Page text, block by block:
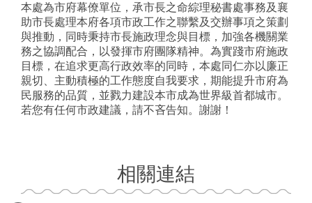
本處為市府幕僚單位，承市長之命綜理秘書處事務及襄
助市長處理本府各項市政工作之聯繫及交辦事項之策劃
與推動，同時秉持市長施政理念與目標，加強各機關業
務之協調配合，以發揮市府團隊精神。為實踐市府施政
目標，在追求更高行政效率的同時，本處同仁亦以廉正
親切、主動積極的工作態度自我要求，期能提升市府為
民服務的品質，並戮力建設本市成為世界級首都城市。
若您有任何市政建議，請不吝告知。謝謝！
相關連結